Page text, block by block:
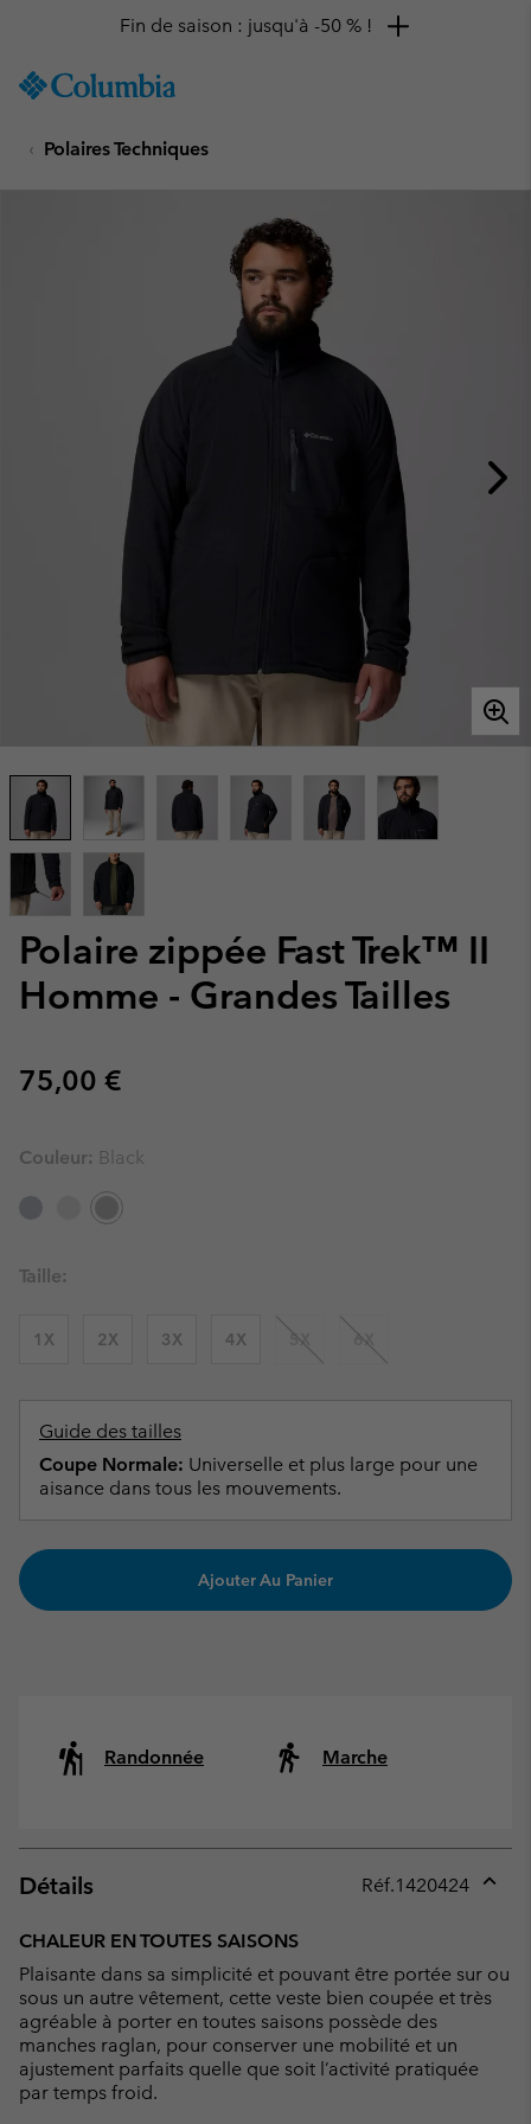
TO
SKIP
Fin de saison : jusqu'à -50 % !
Polaires Techniques
Polaire zippée Fast Trek™ II
Homme - Grandes Tailles
Regular price:
75,00 €
Couleur: Black
Taille:
1X 2X 3X 4X 5X 6X
Guide des tailles
Coupe Normale: Universelle et plus large pour une
aisance dans tous les mouvements.
Ajouter Au Panier
Randonnée Marche
Détails Réf.1420424
CHALEUR EN TOUTES SAISONS
Plaisante dans sa simplicité et pouvant être portée sur ou
sous un autre vêtement, cette veste bien coupée et très
agréable à porter en toutes saisons possède des
manches raglan, pour conserver une mobilité et un
ajustement parfaits quelle que soit l’activité pratiquée
par temps froid.